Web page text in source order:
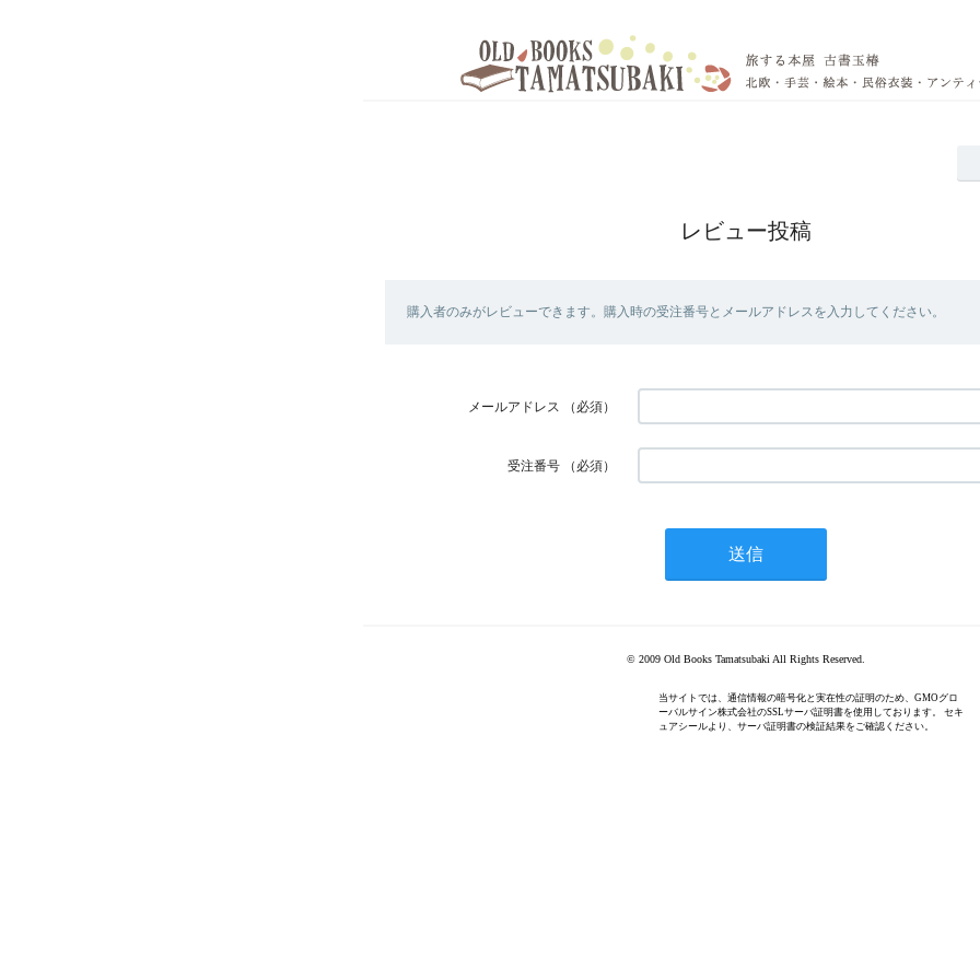
レビュー投稿
購入者のみがレビューできます。購入時の受注番号とメールアドレスを入力してください。
メールアドレス （必須）
受注番号 （必須）
© 2009 Old Books Tamatsubaki All Rights Reserved.
当サイトでは、通信情報の暗号化と実在性の証明のため、GMOグロ
ーバルサイン株式会社のSSLサーバ証明書を使用しております。 セキ
ュアシールより、サーバ証明書の検証結果をご確認ください。